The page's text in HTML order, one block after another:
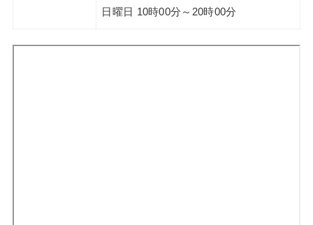
日曜日 10時00分～20時00分